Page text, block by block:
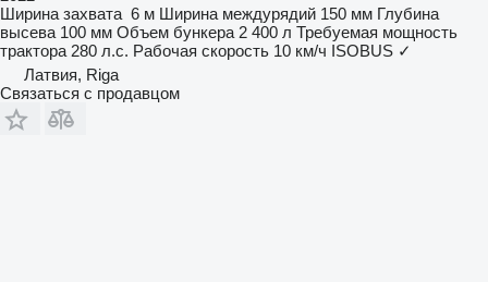
Ширина захвата 6 м Ширина междурядий 150 мм Глубина
высева 100 мм Объем бункера 2 400 л Требуемая мощность
трактора 280 л.с. Рабочая скорость 10 км/ч ISOBUS ✓
Латвия, Riga
Связаться с продавцом